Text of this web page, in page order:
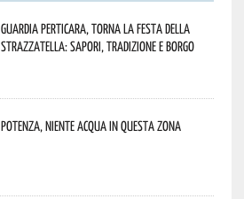
Guardia Perticara, torna la Festa della
Strazzatella: sapori, tradizione e borgo
Potenza, niente acqua in questa zona